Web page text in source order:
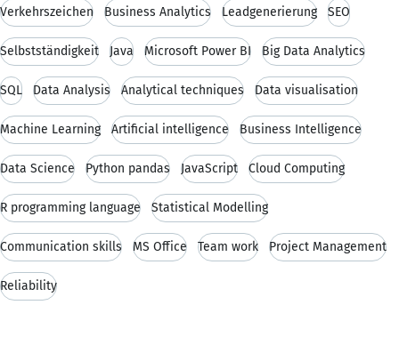
Verkehrszeichen Business Analytics Leadgenerierung SEO
Selbstständigkeit Java Microsoft Power BI Big Data Analytics
SQL Data Analysis Analytical techniques Data visualisation
Machine Learning Artificial intelligence Business Intelligence
Data Science Python pandas JavaScript Cloud Computing
R programming language Statistical Modelling
Communication skills MS Office Team work Project Management
Reliability